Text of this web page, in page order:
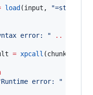
load (input , "=stdin
error: " ..
= xpcall (chunk
Runtime error: "